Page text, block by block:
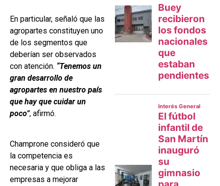
En particular, señaló que las
agropartes constituyen uno
de los segmentos que
deberían ser observados
con atención. “Tenemos un
gran desarrollo de
agropartes en nuestro país
que hay que cuidar un
poco”, afirmó.
Champrone consideró que
la competencia es
necesaria y que obliga a las
empresas a mejorar